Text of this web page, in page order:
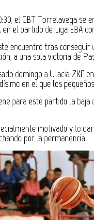
el CBT Torrelavega
en el partido de Liga EBA
encuentro tras
a una sola victoria de
domingo a Ulacia ZKE
en el que los
para este partido la
motivado y lo
por la permanencia.